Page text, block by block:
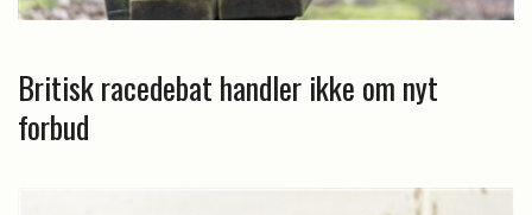
Britisk racedebat handler ikke om nyt
forbud